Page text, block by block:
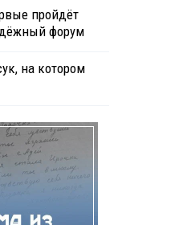
пройдёт
форум
на котором